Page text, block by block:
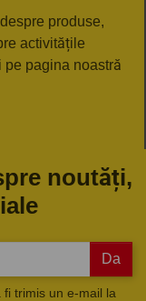
produse,
activitățile
pe pagina noastră
noutăți,
Da
fi trimis un e-mail la